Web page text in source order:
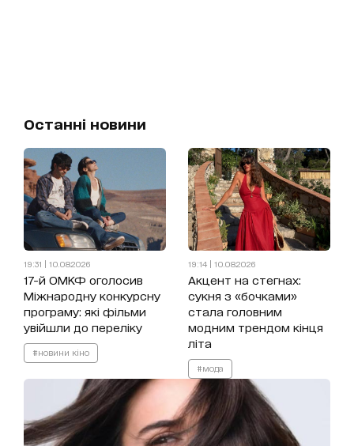
Останні новини
19:31 | 10.08.2026
17-й ОМКФ оголосив
Міжнародну конкурсну
програму: які фільми
увійшли до переліку
#новини кіно
19:14 | 10.08.2026
Акцент на стегнах:
сукня з «бочками»
стала головним
модним трендом кінця
літа
#мода